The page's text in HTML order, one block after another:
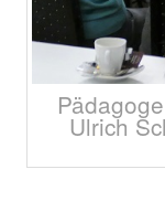
Ulrich